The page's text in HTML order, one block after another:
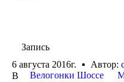
Запись
6 августа 2016г.
Автор:
В
Велогонки Шоссе